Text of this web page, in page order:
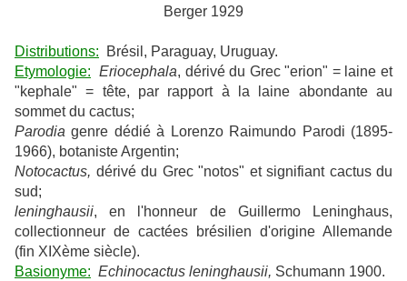
Berger 1929
Distributions: Brésil, Paraguay, Uruguay.
Etymologie: Eriocephala, dérivé du Grec "erion" = laine et
"kephale" = tête, par rapport à la laine abondante au
sommet du cactus;
Parodia genre dédié à Lorenzo Raimundo Parodi (1895-
1966), botaniste Argentin;
Notocactus, dérivé du Grec "notos" et signifiant cactus du
sud;
leninghausii, en l'honneur de Guillermo Leninghaus,
collectionneur de cactées brésilien d'origine Allemande
(fin XIXème siècle).
Basionyme: Echinocactus leninghausii, Schumann 1900.